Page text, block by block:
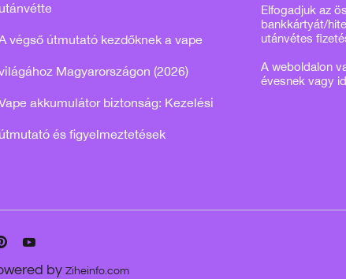
utánvétte
végső útmutató kezdőknek a vape
Magyarországon (2026)
akkumulátor biztonság: Kezelési
útmutató és figyelmeztetések
Elfogadjuk az
bankkártyát/
utánvétes
A weboldalon
évesnek vagy
by Ziheinfo.com